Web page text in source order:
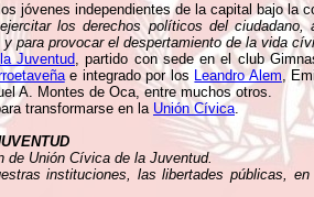
jóvenes independientes de la capital bajo la
los derechos políticos del ciudadano,
para provocar el despertamiento de la vida
Juventud, partido con sede en el club
e integrado por los Leandro Alem,
A. Montes de Oca, entre muchos otros.
transformarse en la Unión Cívica.
de Unión Cívica de la Juventud.
instituciones, las libertades públicas,